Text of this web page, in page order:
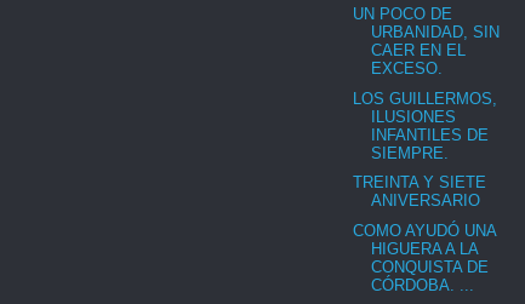
UN POCO DE
URBANIDAD, SIN
CAER EN EL
EXCESO.
LOS GUILLERMOS,
ILUSIONES
INFANTILES DE
SIEMPRE.
TREINTA Y SIETE
ANIVERSARIO
COMO AYUDÓ UNA
HIGUERA A LA
CONQUISTA DE
CÓRDOBA. ...